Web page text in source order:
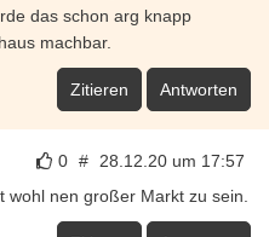
das schon arg knapp
machbar.
Zitieren Antworten
0 # 28.12.20 um 17:57
wohl nen großer Markt zu sein.